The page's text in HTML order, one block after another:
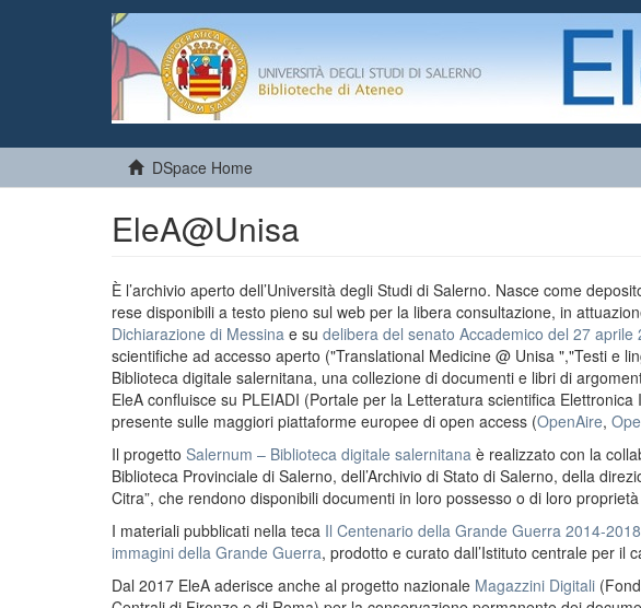
DSpace Home
EleA@Unisa
È l’archivio aperto dell’Università degli Studi di Salerno. Nasce come
rese disponibili a testo pieno sul web per la libera consultazione, in
Dichiarazione di Messina e su delibera del senato Accademico del 27 aprile
scientifiche ad accesso aperto ("Translational Medicine @ Unisa ","Testi e
Biblioteca digitale salernitana, una collezione di documenti e libri di
EleA confluisce su PLEIADI (Portale per la Letteratura scientifica
presente sulle maggiori piattaforme europee di open access (OpenAire,
Il progetto Salernum – Biblioteca digitale salernitana è realizzato con la
Biblioteca Provinciale di Salerno, dell’Archivio di Stato di Salerno, della
Citra”, che rendono disponibili documenti in loro possesso o di loro
I materiali pubblicati nella teca Il Centenario della Grande Guerra 2014-2018
immagini della Grande Guerra, prodotto e curato dall’Istituto centrale per il
Dal 2017 EleA aderisce anche al progetto nazionale Magazzini Digitali